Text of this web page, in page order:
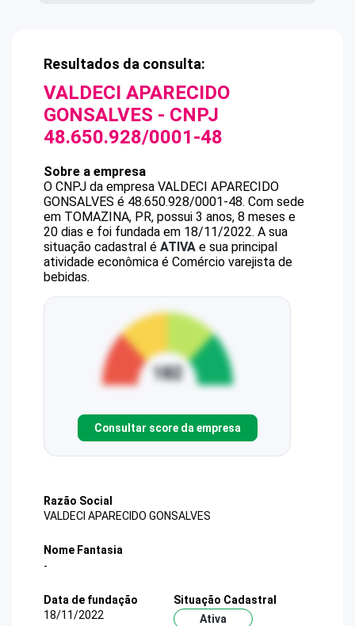
Resultados da consulta:
VALDECI APARECIDO
GONSALVES - CNPJ
48.650.928/0001-48
Sobre a empresa
O CNPJ da empresa VALDECI APARECIDO
GONSALVES é 48.650.928/0001-48. Com sede
em TOMAZINA, PR, possui 3 anos, 8 meses e
20 dias e foi fundada em 18/11/2022. A sua
situação cadastral é ATIVA e sua principal
atividade econômica é Comércio varejista de
bebidas.
Consultar score da empresa
Razão Social
VALDECI APARECIDO GONSALVES
Nome Fantasia
-
Data de fundação
18/11/2022
Situação Cadastral
Ativa